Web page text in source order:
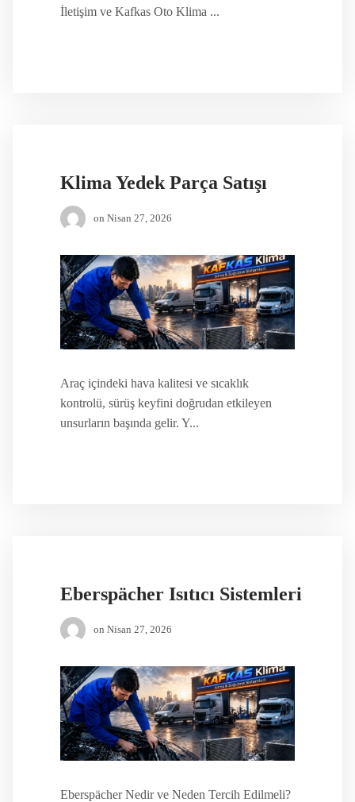
İletişim ve Kafkas Oto Klima ...
Klima Yedek Parça Satışı
on Nisan 27, 2026
Araç içindeki hava kalitesi ve sıcaklık
kontrolü, sürüş keyfini doğrudan etkileyen
unsurların başında gelir. Y...
Eberspächer Isıtıcı Sistemleri
on Nisan 27, 2026
Eberspächer Nedir ve Neden Tercih Edilmeli?